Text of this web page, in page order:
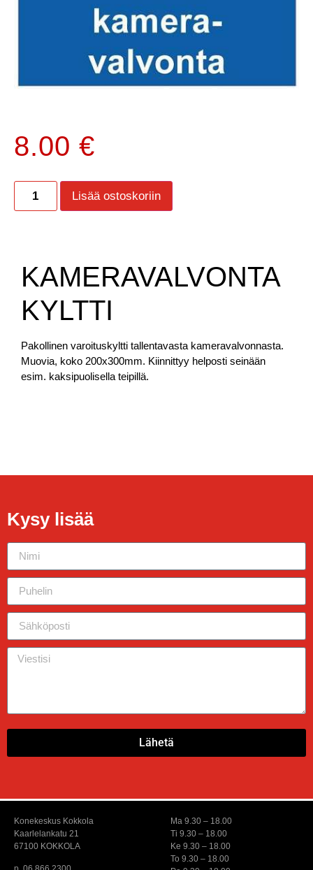
8.00 €
Lisää ostoskoriin
KAMERAVALVONTA
KYLTTI
Pakollinen varoituskyltti tallentavasta kameravalvonnasta.
Muovia, koko 200x300mm. Kiinnittyy helposti seinään
esim. kaksipuolisella teipillä.
Kysy lisää
Lähetä
Konekeskus Kokkola
Kaarlelankatu 21
67100 KOKKOLA
Ma 9.30 – 18.00
Ti 9.30 – 18.00
Ke 9.30 – 18.00
To 9.30 – 18.00